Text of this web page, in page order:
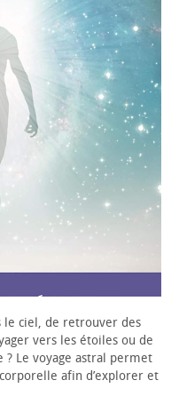
le ciel, de retrouver des
vers les étoiles ou de
? Le voyage astral permet
afin d’explorer et